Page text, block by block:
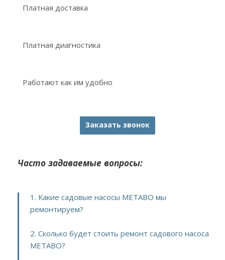
Платная доставка
Платная диагностика
Работают как им удобно
Заказать звонок
Часто задаваемые вопросы:
1. Какие садовые насосы METABO мы
ремонтируем?
2. Сколько будет стоить ремонт садового насоса
METABO?